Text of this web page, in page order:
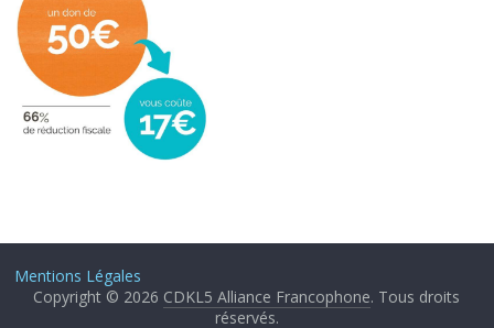
Mentions Légales
Copyright © 2026 CDKL5 Alliance Francophone. Tous droits
réservés.